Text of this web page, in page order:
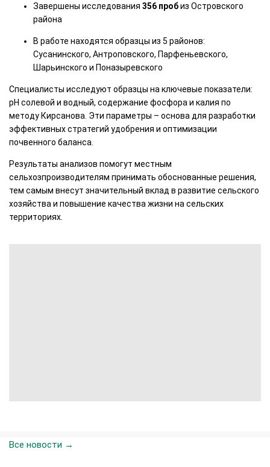
Завершены исследования 356 пробиз Островского
района
В работе находятся образцы из 5 районов:
Сусанинского, Антроповского, Парфеньевского,
Шарьинского и Поназыревского
Специалисты исследуют образцы на ключевые показатели:
pH солевой и водный, содержание фосфора и калия по
методу Кирсанова. Эти параметры – основа для разработки
эффективных стратегий удобрения и оптимизации
почвенного баланса.
Результаты анализов помогут местным
сельхозпроизводителям принимать обоснованные решения,
тем самым внесут значительный вклад в развитие сельского
хозяйства и повышение качества жизни на сельских
территориях.
Все новости →